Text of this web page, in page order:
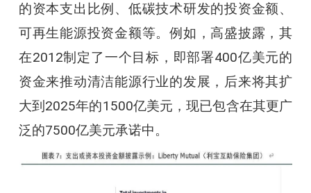
的资本支出比例、低碳技术研发的投资金额、
可再生能源投资金额等。例如，高盛披露，其
在2012制定了一个目标，即部署400亿美元的
资金来推动清洁能源行业的发展，后来将其扩
大到2025年的1500亿美元，现已包含在其更广
泛的7500亿美元承诺中。